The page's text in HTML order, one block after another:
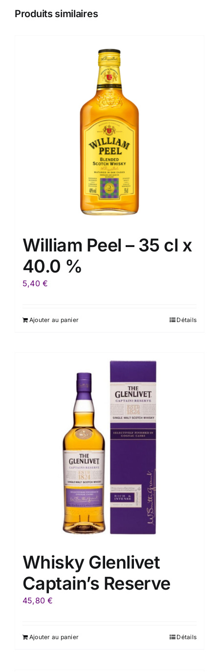
Produits similaires
William Peel – 35 cl x
40.0 %
5,40€
Ajouter au panier Détails
Whisky Glenlivet
Captain’s Reserve
45,80€
Ajouter au panier Détails